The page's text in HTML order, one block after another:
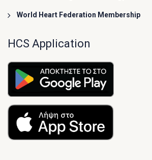
World Heart Federation Membership
HCS Application